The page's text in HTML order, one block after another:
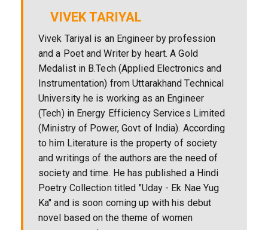
VIVEK TARIYAL
Vivek Tariyal is an Engineer by profession
and a Poet and Writer by heart. A Gold
Medalist in B.Tech (Applied Electronics and
Instrumentation) from Uttarakhand Technical
University he is working as an Engineer
(Tech) in Energy Efficiency Services Limited
(Ministry of Power, Govt of India). According
to him Literature is the property of society
and writings of the authors are the need of
society and time. He has published a Hindi
Poetry Collection titled "Uday - Ek Nae Yug
Ka" and is soon coming up with his debut
novel based on the theme of women